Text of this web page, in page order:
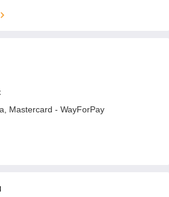
Mastercard - WayForPay